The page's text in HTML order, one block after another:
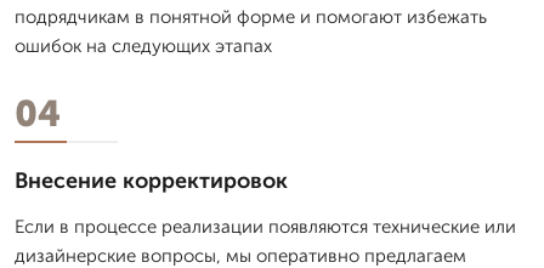
подрядчикам в понятной форме и помогают избежать
ошибок на следующих этапах
04
Внесение корректировок
Если в процессе реализации появляются технические или
дизайнерские вопросы, мы оперативно предлагаем